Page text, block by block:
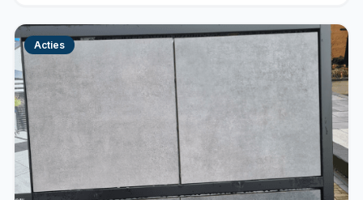
Acties